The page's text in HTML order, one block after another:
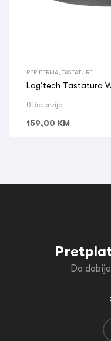
PERIFERIJA TASTATURE
Logitech Tastatura
0 Recenzija
159,00 KM
Da